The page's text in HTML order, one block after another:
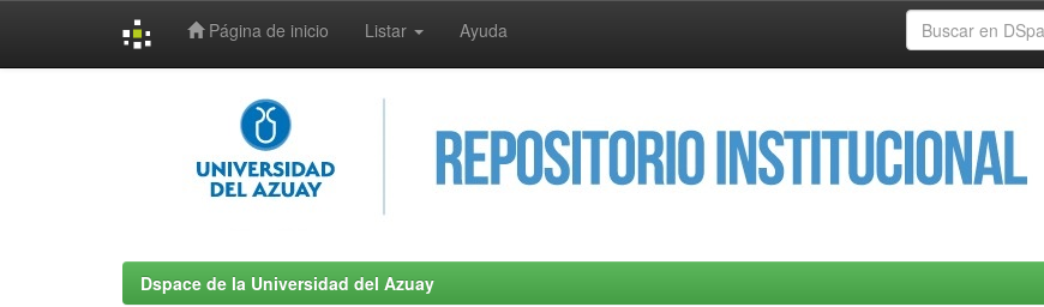
Página de inicio Listar Ayuda
Dspace de la Universidad del Azuay